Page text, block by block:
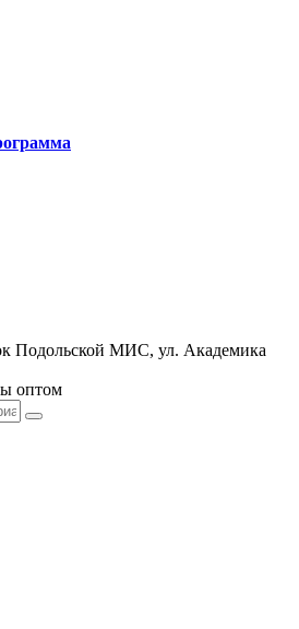
Подольской МИС, ул. Академика
оптом